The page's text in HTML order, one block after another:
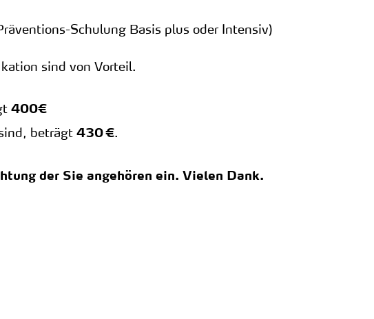
Schulung Basis plus oder Intensiv)
sind von Vorteil.
400€
beträgt 430 €.
der Sie angehören ein. Vielen Dank.